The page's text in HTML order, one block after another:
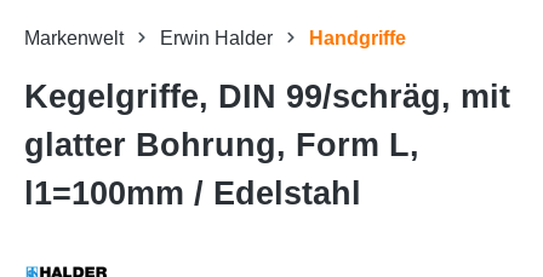
Markenwelt Erwin Halder Handgriffe
Kegelgriffe, DIN 99/schräg, mit
glatter Bohrung, Form L,
l1=100mm / Edelstahl